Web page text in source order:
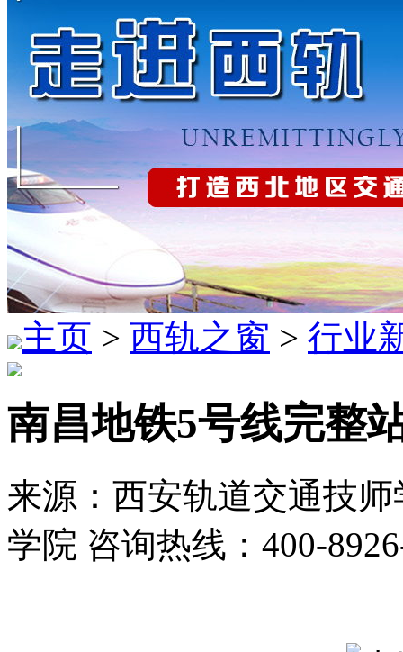
主页 > 西轨之窗 > 行业
南昌地铁5号线完整
来源：西安轨道交通技
学院 咨询热线：400-